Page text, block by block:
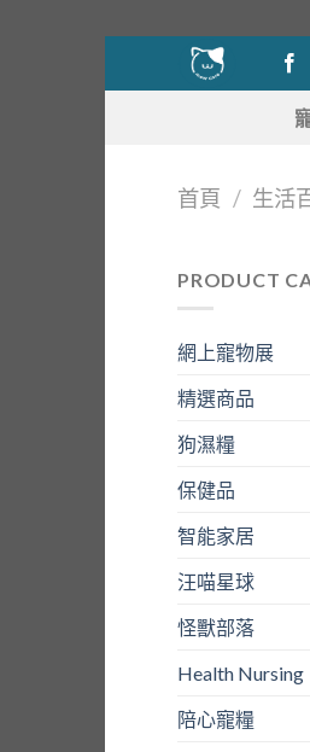
首頁 / 生活
PRODUCT
網上寵物展
精選商品
狗濕糧
保健品
智能家居
汪喵星球
怪獸部落
Health Nursing
陪心寵糧